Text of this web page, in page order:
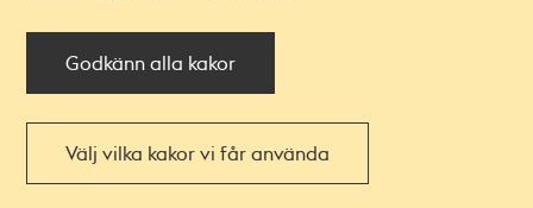
Godkänn alla kakor
Välj vilka kakor vi får använda